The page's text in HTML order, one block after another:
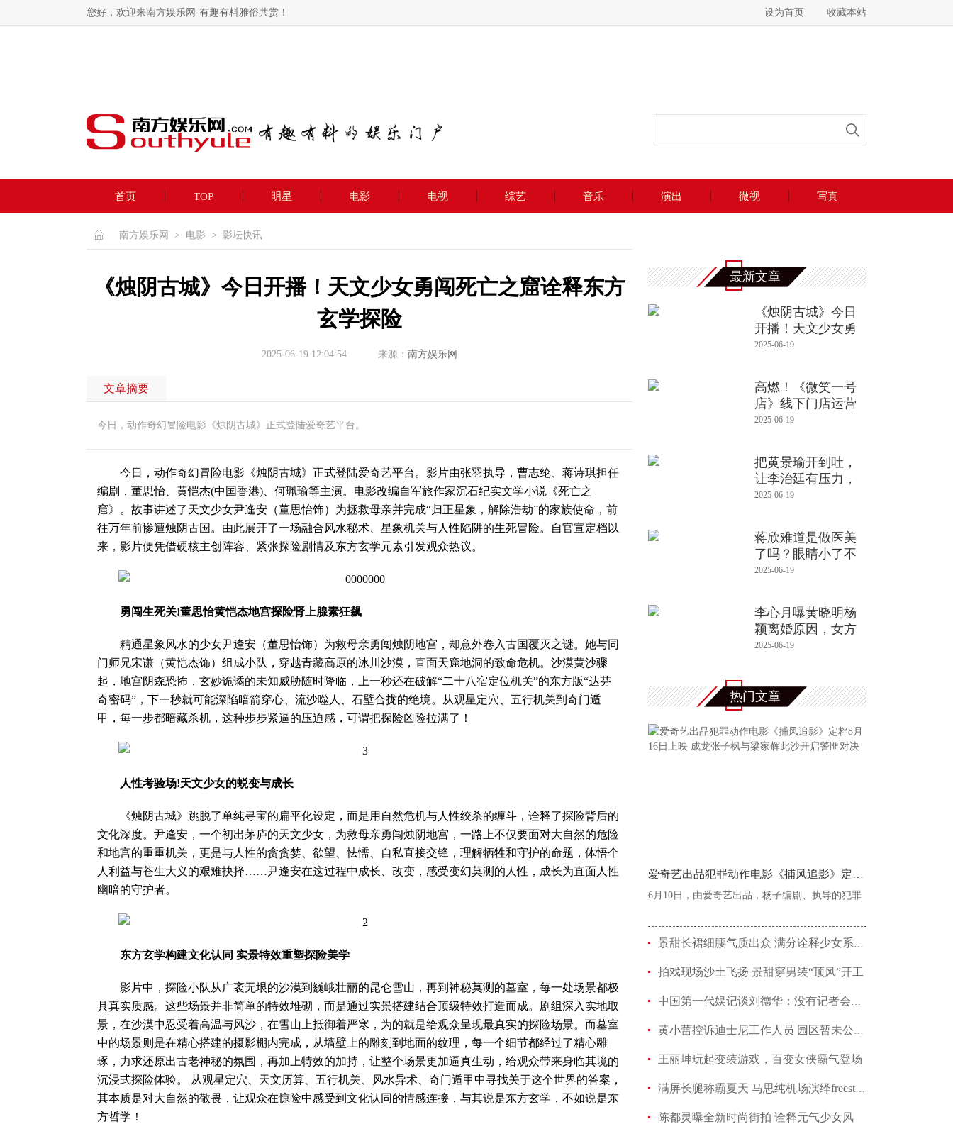
您好，欢迎来南方娱乐网-有趣有料雅俗共赏！ 设为首页 收藏本站
首页 TOP 明星 电影 电视 综艺 音乐 演出 微视 写真
南方娱乐网 > 电影 > 影坛快讯
《烛阴古城》今日开播！天文少女勇闯死亡之窟诠释东方
玄学探险
2025-06-19 12:04:54 来源： 南方娱乐网
文章摘要
今日，动作奇幻冒险电影《烛阴古城》正式登陆爱奇艺平台。
今日，动作奇幻冒险电影《烛阴古城》正式登陆爱奇艺平台。影片由张羽执导，曹志纶、蒋诗琪担任
编剧，董思怡、黄恺杰(中国香港)、何珮瑜等主演。电影改编自军旅作家沉石纪实文学小说《死亡之
窟》。故事讲述了天文少女尹逢安（董思怡饰）为拯救母亲并完成“归正星象，解除浩劫”的家族使命，前
往万年前惨遭烛阴古国。由此展开了一场融合风水秘术、星象机关与人性陷阱的生死冒险。自官宣定档以
来，影片便凭借硬核主创阵容、紧张探险剧情及东方玄学元素引发观众热议。
勇闯生死关!董思怡黄恺杰地宫探险肾上腺素狂飙
精通星象风水的少女尹逢安（董思怡饰）为救母亲勇闯烛阴地宫，却意外卷入古国覆灭之谜。她与同
门师兄宋谦（黄恺杰饰）组成小队，穿越青藏高原的冰川沙漠，直面天窟地洞的致命危机。沙漠黄沙骤
起，地宫阴森恐怖，玄妙诡谲的未知威胁随时降临，上一秒还在破解“二十八宿定位机关”的东方版“达芬
奇密码”，下一秒就可能深陷暗箭穿心、流沙噬人、石壁合拢的绝境。从观星定穴、五行机关到奇门遁
甲，每一步都暗藏杀机，这种步步紧逼的压迫感，可谓把探险凶险拉满了！
人性考验场!天文少女的蜕变与成长
《烛阴古城》跳脱了单纯寻宝的扁平化设定，而是用自然危机与人性绞杀的缠斗，诠释了探险背后的
文化深度。尹逢安，一个初出茅庐的天文少女，为救母亲勇闯烛阴地宫，一路上不仅要面对大自然的危险
和地宫的重重机关，更是与人性的贪贪婪、欲望、怯懦、自私直接交锋，理解牺牲和守护的命题，体悟个
人利益与苍生大义的艰难抉择……尹逢安在这过程中成长、改变，感受变幻莫测的人性，成长为直面人性
幽暗的守护者。
东方玄学构建文化认同 实景特效重塑探险美学
影片中，探险小队从广袤无垠的沙漠到巍峨壮丽的昆仑雪山，再到神秘莫测的墓室，每一处场景都极
具真实质感。这些场景并非简单的特效堆砌，而是通过实景搭建结合顶级特效打造而成。剧组深入实地取
景，在沙漠中忍受着高温与风沙，在雪山上抵御着严寒，为的就是给观众呈现最真实的探险场景。而墓室
中的场景则是在精心搭建的摄影棚内完成，从墙壁上的雕刻到地面的纹理，每一个细节都经过了精心雕
琢，力求还原出古老神秘的氛围，再加上特效的加持，让整个场景更加逼真生动，给观众带来身临其境的
沉浸式探险体验。 从观星定穴、天文历算、五行机关、风水异术、奇门遁甲中寻找关于这个世界的答案，
其本质是对大自然的敬畏，让观众在惊险中感受到文化认同的情感连接，与其说是东方玄学，不如说是东
方哲学！
最新文章
《烛阴古城》今日
开播！天文少女勇
闯死亡之窟
2025-06-19
高燃！《微笑一号
店》线下门店运营
阶段启动！学
2025-06-19
把黄景瑜开到吐，
让李治廷有压力，
《风驰赛车手
2025-06-19
蒋欣难道是做医美
了吗？眼睛小了不
止一圈，10年
2025-06-19
李心月曝黄晓明杨
颖离婚原因，女方
婚内出轨邓
2025-06-19
热门文章
爱奇艺出品犯罪动作电影《捕风追影》定档8
6月10日，由爱奇艺出品，杨子编剧、执导的犯罪
景甜长裙细腰气质出众 满分诠释少女系优雅
拍戏现场沙土飞扬 景甜穿男装“顶风”开工
中国第一代娱记谈刘德华：没有记者会不喜欢他
黄小蕾控诉迪士尼工作人员 园区暂未公开回应当事
王丽坤玩起变装游戏，百变女侠霸气登场
满屏长腿称霸夏天 马思纯机场演绎freestyle
陈都灵曝全新时尚街拍 诠释元气少女风